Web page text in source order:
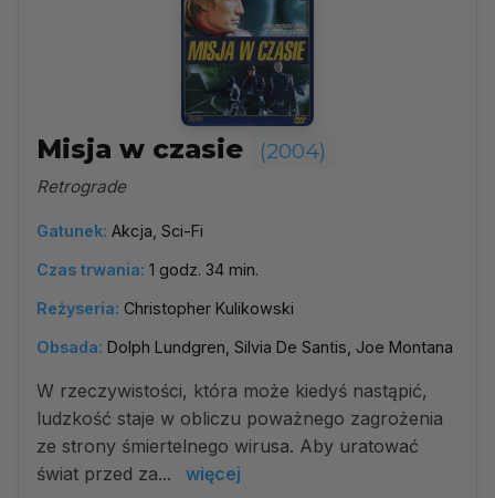
Misja w czasie (2004)
Retrograde
Gatunek: Akcja, Sci-Fi
Czas trwania: 1 godz. 34 min.
Reżyseria: Christopher Kulikowski
Obsada: Dolph Lundgren, Silvia De Santis, Joe Montana
W rzeczywistości, która może kiedyś nastąpić,
ludzkość staje w obliczu poważnego zagrożenia
ze strony śmiertelnego wirusa. Aby uratować
świat przed za...
więcej